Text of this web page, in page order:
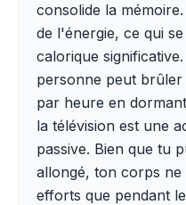
consolide la
de l'énergie, ce qui
calorique
personne peut
par heure en
la télévision est une
passive. Bien que tu
allongé, ton corps ne
efforts que pendant